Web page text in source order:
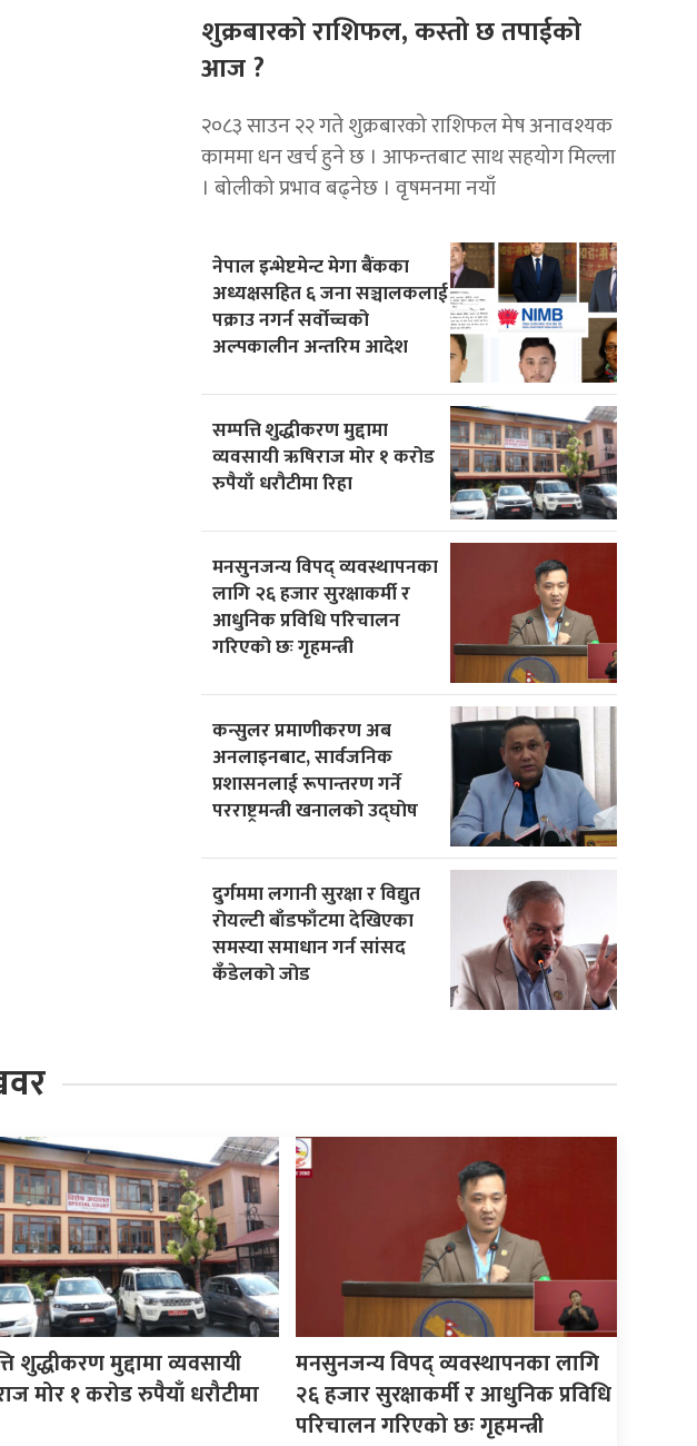
शुक्रबारको राशिफल, कस्तो छ तपाईको
आज ?
२०८३ साउन २२ गते शुक्रबारको राशिफल मेष अनावश्यक
काममा धन खर्च हुने छ । आफन्तबाट साथ सहयोग मिल्ला
। बोलीको प्रभाव बढ्नेछ । वृषमनमा नयाँ
नेपाल इन्भेष्टमेन्ट मेगा बैंकका
अध्यक्षसहित ६ जना सञ्चालकलाई
पक्राउ नगर्न सर्वोच्चको
अल्पकालीन अन्तरिम आदेश
सम्पत्ति शुद्धीकरण मुद्दामा
व्यवसायी ऋषिराज मोर १ करोड
रुपैयाँ धरौटीमा रिहा
मनसुनजन्य विपद् व्यवस्थापनका
लागि २६ हजार सुरक्षाकर्मी र
आधुनिक प्रविधि परिचालन
गरिएको छः गृहमन्त्री
कन्सुलर प्रमाणीकरण अब
अनलाइनबाट, सार्वजनिक
प्रशासनलाई रूपान्तरण गर्ने
परराष्ट्रमन्त्री खनालको उद्घोष
दुर्गममा लगानी सुरक्षा र विद्युत
रोयल्टी बाँडफाँटमा देखिएका
समस्या समाधान गर्न सांसद
कँडेलको जोड
शुद्धीकरण मुद्दामा व्यवसायी
मोर १ करोड रुपैयाँ धरौटीमा
मनसुनजन्य विपद् व्यवस्थापनका लागि
२६ हजार सुरक्षाकर्मी र आधुनिक प्रविधि
परिचालन गरिएको छः गृहमन्त्री